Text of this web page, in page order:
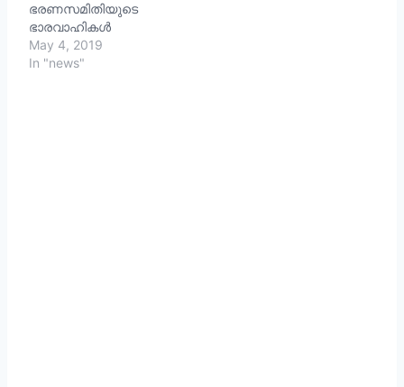
ഭരണസമിതിയുടെ
ഭാരവാഹികൾ
May 4, 2019
In "news"